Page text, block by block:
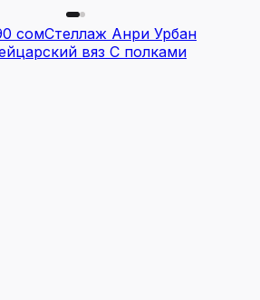
сомСтеллаж Анри Урбан
вяз С полками